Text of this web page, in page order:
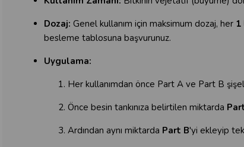
Dozaj: Genel kullanım için maksimum dozaj, her
besleme tablosuna başvurunuz.
Uygulama:
Her kullanımdan önce Part A ve Part B
Önce besin tankınıza belirtilen miktarda
Ardından aynı miktarda Part B'yi ekleyip